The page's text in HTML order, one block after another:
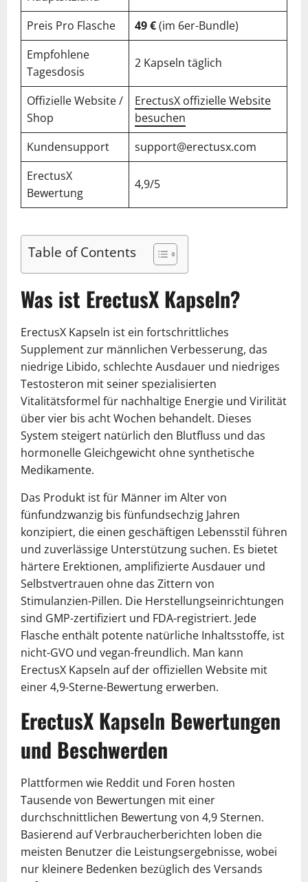
Preis Pro Flasche 49 €(im 6er-Bundle)
Empfohlene
Tagesdosis
2 Kapseln täglich
Offizielle Website /
Shop
ErectusX offizielle Website
besuchen
Kundensupport
support@erectusx.com
ErectusX
Bewertung
4,9/5
Table of Contents
Was ist ErectusX Kapseln?
ErectusX Kapseln ist ein fortschrittliches
Supplement zur männlichen Verbesserung, das
niedrige Libido, schlechte Ausdauer und niedriges
Testosteron mit seiner spezialisierten
Vitalitätsformel für nachhaltige Energie und Virilität
über vier bis acht Wochen behandelt. Dieses
System steigert natürlich den Blutfluss und das
hormonelle Gleichgewicht ohne synthetische
Medikamente.
Das Produkt ist für Männer im Alter von
fünfundzwanzig bis fünfundsechzig Jahren
konzipiert, die einen geschäftigen Lebensstil führen
und zuverlässige Unterstützung suchen. Es bietet
härtere Erektionen, amplifizierte Ausdauer und
Selbstvertrauen ohne das Zittern von
Stimulanzien-Pillen. Die Herstellungseinrichtungen
sind GMP-zertifiziert und FDA-registriert. Jede
Flasche enthält potente natürliche Inhaltsstoffe, ist
nicht-GVO und vegan-freundlich. Man kann
ErectusX Kapseln auf der offiziellen Website mit
einer 4,9-Sterne-Bewertung erwerben.
ErectusX Kapseln Bewertungen
und Beschwerden
Plattformen wie Reddit und Foren hosten
Tausende von Bewertungen mit einer
durchschnittlichen Bewertung von 4,9 Sternen.
Basierend auf Verbraucherberichten loben die
meisten Benutzer die Leistungsergebnisse, wobei
nur kleinere Bedenken bezüglich des Versands